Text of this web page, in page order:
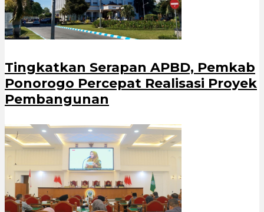
Tingkatkan Serapan APBD, Pemkab
Ponorogo Percepat Realisasi Proyek
Pembangunan